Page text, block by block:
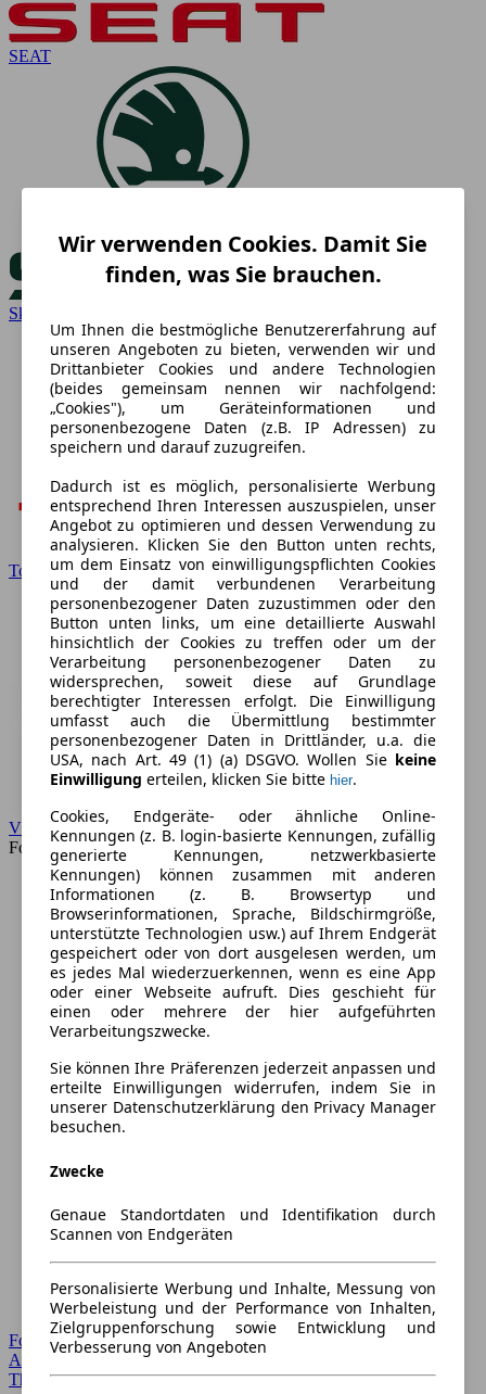
SEAT
Skoda
Toyota
VW
Forum
Forum Startseite
Alle Auto-Foren
Themen-Forum
Wir verwenden Cookies. Damit Sie
finden, was Sie brauchen.
Um Ihnen die bestmögliche Benutzererfahrung auf
unseren Angeboten zu bieten, verwenden wir und
Drittanbieter Cookies und andere Technologien
(beides gemeinsam nennen wir nachfolgend:
„Cookies"), um Geräteinformationen und
personenbezogene Daten (z.B. IP Adressen) zu
speichern und darauf zuzugreifen.
Dadurch ist es möglich, personalisierte Werbung
entsprechend Ihren Interessen auszuspielen, unser
Angebot zu optimieren und dessen Verwendung zu
analysieren. Klicken Sie den Button unten rechts,
um dem Einsatz von einwilligungspflichten Cookies
und der damit verbundenen Verarbeitung
personenbezogener Daten zuzustimmen oder den
Button unten links, um eine detaillierte Auswahl
hinsichtlich der Cookies zu treffen oder um der
Verarbeitung personenbezogener Daten zu
widersprechen, soweit diese auf Grundlage
berechtigter Interessen erfolgt. Die Einwilligung
umfasst auch die Übermittlung bestimmter
personenbezogener Daten in Drittländer, u.a. die
USA, nach Art. 49 (1) (a) DSGVO. Wollen Sie keine
Einwilligung erteilen, klicken Sie bitte hier.
Cookies, Endgeräte- oder ähnliche Online-
Kennungen (z. B. login-basierte Kennungen, zufällig
generierte Kennungen, netzwerkbasierte
Kennungen) können zusammen mit anderen
Informationen (z. B. Browsertyp und
Browserinformationen, Sprache, Bildschirmgröße,
unterstützte Technologien usw.) auf Ihrem Endgerät
gespeichert oder von dort ausgelesen werden, um
es jedes Mal wiederzuerkennen, wenn es eine App
oder einer Webseite aufruft. Dies geschieht für
einen oder mehrere der hier aufgeführten
Verarbeitungszwecke.
Sie können Ihre Präferenzen jederzeit anpassen und
erteilte Einwilligungen widerrufen, indem Sie in
unserer Datenschutzerklärung den Privacy Manager
besuchen.
Zwecke
Genaue Standortdaten und Identifikation durch
Scannen von Endgeräten
Personalisierte Werbung und Inhalte, Messung von
Werbeleistung und der Performance von Inhalten,
Zielgruppenforschung sowie Entwicklung und
Verbesserung von Angeboten